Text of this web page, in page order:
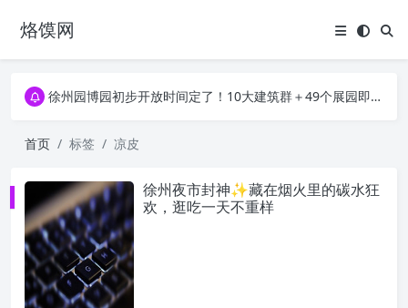
烙馍网16796个OpenClaw Skills合集下载｜总2.7G，压缩后仅738M，覆盖全场景技能
徐州园博园初步开放时间定了！10大建筑群＋49个展园即将亮相！
徐州园博园初步开放时间定了！10大建筑群＋49个展园即将亮相！
首页 标签 凉皮
徐州夜市封神✨藏在烟火里的碳水狂
欢，逛吃一天不重样